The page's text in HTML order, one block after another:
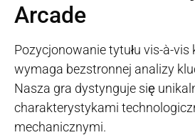
Arcade
Pozycjonowanie tytułu vis-à-vis
wymaga bezstronnej analizy
Nasza gra dystynguje się
charakterystykami
mechanicznymi.